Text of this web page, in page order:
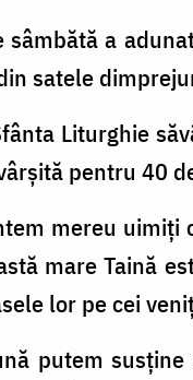
sâmbătă a
satele
Liturghie
pentru 40
mereu uimiți
mare Taină
lor pe cei
putem